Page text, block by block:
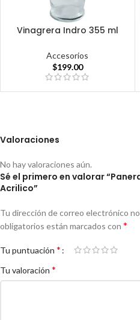
Vinagrera Indro 355 ml
Accesorios
$199.00
Valoraciones
No hay valoraciones aún.
Sé el primero en valorar
Acrilico”
Tu dirección de correo electrónico
obligatorios están marcados con *
Tu puntuación *
Tu valoración *